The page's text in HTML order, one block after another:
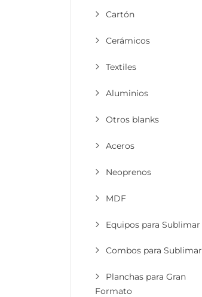
Cartón
Cerámicos
Textiles
Aluminios
Otros blanks
Aceros
Neoprenos
MDF
Equipos para Sublimar
Combos para Sublimar
Planchas para Gran
Formato